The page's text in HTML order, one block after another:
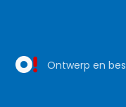
Ontwerp en